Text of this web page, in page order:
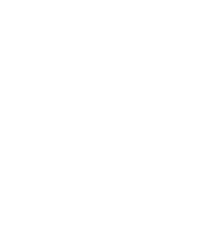
Action